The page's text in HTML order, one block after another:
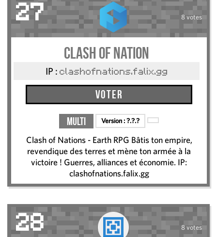
27 8 votes
clash of nation
IP : clashofnations.falix.gg
Voter
Multi Version :?.?.?
Clash of Nations - Earth RPG Bâtis ton empire,
revendique des terres et mène ton armée à la
victoire ! Guerres, alliances et économie. IP:
clashofnations.falix.gg
28 8 votes